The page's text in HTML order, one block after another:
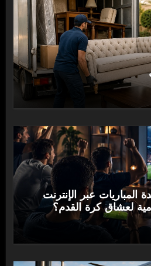
عبر الإنترنت
لعشاق كرة القدم؟